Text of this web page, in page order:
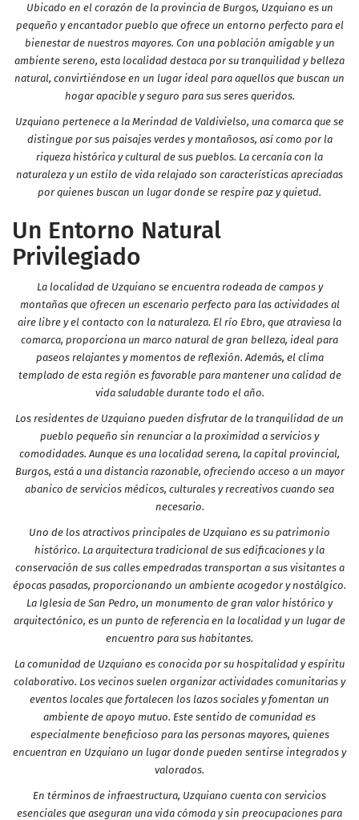
Ubicado en el corazón de la provincia de Burgos, Uzquiano es un
pequeño y encantador pueblo que ofrece un entorno perfecto para el
bienestar de nuestros mayores. Con una población amigable y un
ambiente sereno, esta localidad destaca por su tranquilidad y belleza
natural, convirtiéndose en un lugar ideal para aquellos que buscan un
hogar apacible y seguro para sus seres queridos.
Uzquiano pertenece a la Merindad de Valdivielso, una comarca que se
distingue por sus paisajes verdes y montañosos, así como por la
riqueza histórica y cultural de sus pueblos. La cercanía con la
naturaleza y un estilo de vida relajado son características apreciadas
por quienes buscan un lugar donde se respire paz y quietud.
Un Entorno Natural
Privilegiado
La localidad de Uzquiano se encuentra rodeada de campos y
montañas que ofrecen un escenario perfecto para las actividades al
aire libre y el contacto con la naturaleza. El río Ebro, que atraviesa la
comarca, proporciona un marco natural de gran belleza, ideal para
paseos relajantes y momentos de reflexión. Además, el clima
templado de esta región es favorable para mantener una calidad de
vida saludable durante todo el año.
Los residentes de Uzquiano pueden disfrutar de la tranquilidad de un
pueblo pequeño sin renunciar a la proximidad a servicios y
comodidades. Aunque es una localidad serena, la capital provincial,
Burgos, está a una distancia razonable, ofreciendo acceso a un mayor
abanico de servicios médicos, culturales y recreativos cuando sea
necesario.
Uno de los atractivos principales de Uzquiano es su patrimonio
histórico. La arquitectura tradicional de sus edificaciones y la
conservación de sus calles empedradas transportan a sus visitantes a
épocas pasadas, proporcionando un ambiente acogedor y nostálgico.
La Iglesia de San Pedro, un monumento de gran valor histórico y
arquitectónico, es un punto de referencia en la localidad y un lugar de
encuentro para sus habitantes.
La comunidad de Uzquiano es conocida por su hospitalidad y espíritu
colaborativo. Los vecinos suelen organizar actividades comunitarias y
eventos locales que fortalecen los lazos sociales y fomentan un
ambiente de apoyo mutuo. Este sentido de comunidad es
especialmente beneficioso para las personas mayores, quienes
encuentran en Uzquiano un lugar donde pueden sentirse integrados y
valorados.
En términos de infraestructura, Uzquiano cuenta con servicios
esenciales que aseguran una vida cómoda y sin preocupaciones para